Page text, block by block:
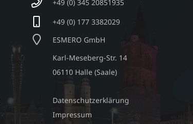
+49 (0) 345 20851935
+49 (0) 177 3382029
ESMERO GmbH
Karl-Meseberg-Str. 14
06110 Halle (Saale)
Datenschutzerklärung
Impressum